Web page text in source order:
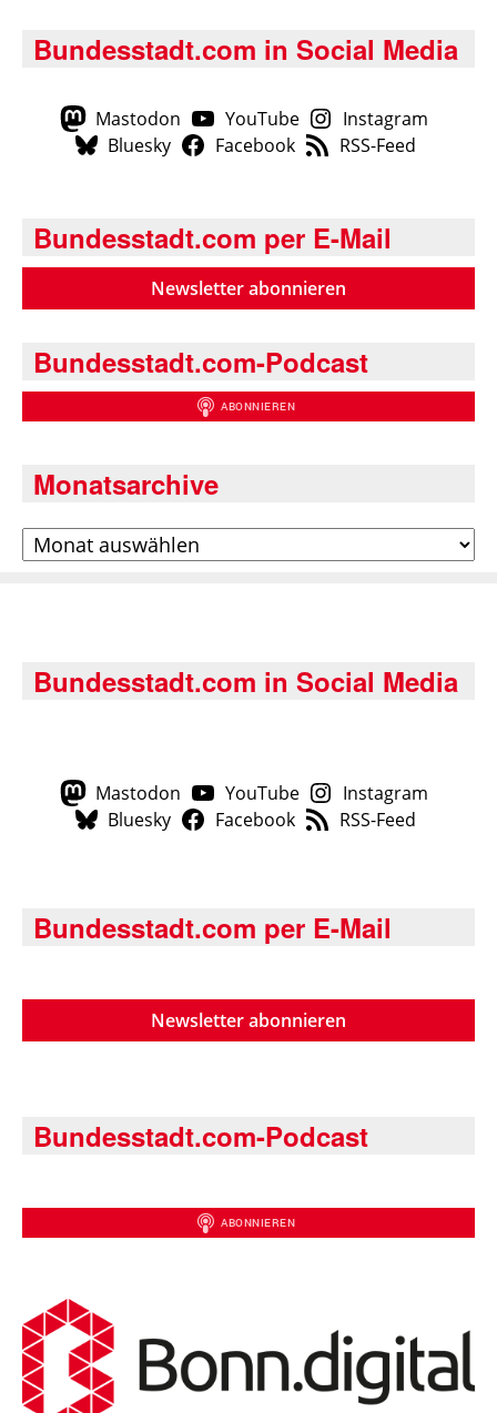
Bundesstadt.com in Social Media
Mastodon YouTube
Instagram
Bluesky
Facebook RSS-Feed
Bundesstadt.com per E-Mail
Newsletter abonnieren
Bundesstadt.com-Podcast
Monatsarchive
Archiv
Bundesstadt.com in Social Media
Mastodon YouTube
Instagram
Bluesky
Facebook RSS-Feed
Bundesstadt.com per E-Mail
Newsletter abonnieren
Bundesstadt.com-Podcast